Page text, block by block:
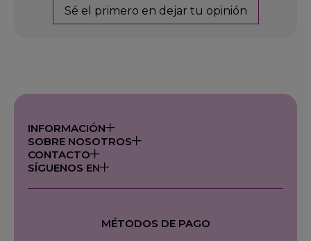
Sé el primero en dejar tu opinión
INFORMACIÓN
SOBRE NOSOTROS
CONTACTO
SÍGUENOS EN
MÉTODOS DE PAGO